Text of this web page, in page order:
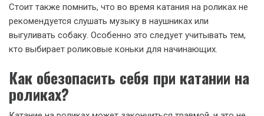
Стоит также помнить, что во время катания на роликах не
рекомендуется слушать музыку в наушниках или
выгуливать собаку. Особенно это следует учитывать тем,
кто выбирает роликовые коньки для начинающих.
Как обезопасить себя при катании на
роликах?